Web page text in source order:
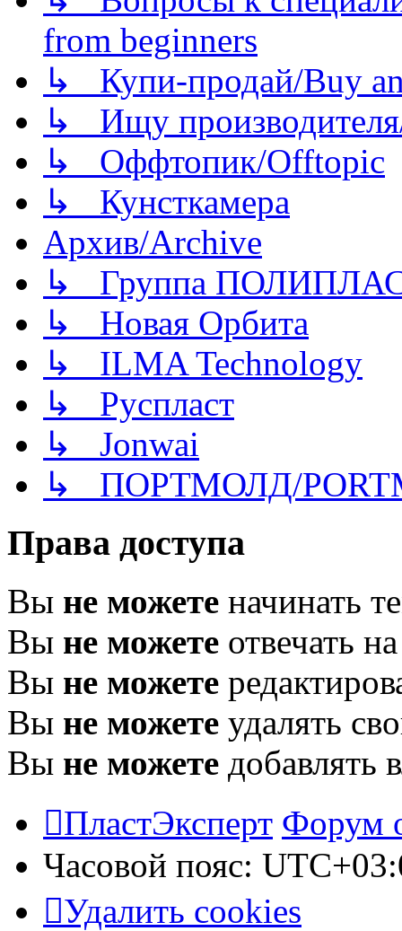
from beginners
↳ Купи-продай/Buy
↳ Ищу
↳ Оффтопик/Offtopic
↳ Кунсткамера
Архив/Archive
↳ Группа
↳ Новая Орбита
↳ ILMA Technology
↳ Руспласт
↳ Jonwai
↳ ПОРТМОЛД/
Права доступа
Вы не можете начинать
Вы не можете отвечать
Вы не можете
Вы не можете удалять
Вы не можете добавлять
ПластЭксперт Форум
Часовой пояс:
Удалить cookies